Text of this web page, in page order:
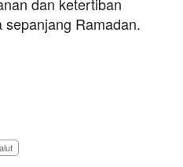
Ramadan.